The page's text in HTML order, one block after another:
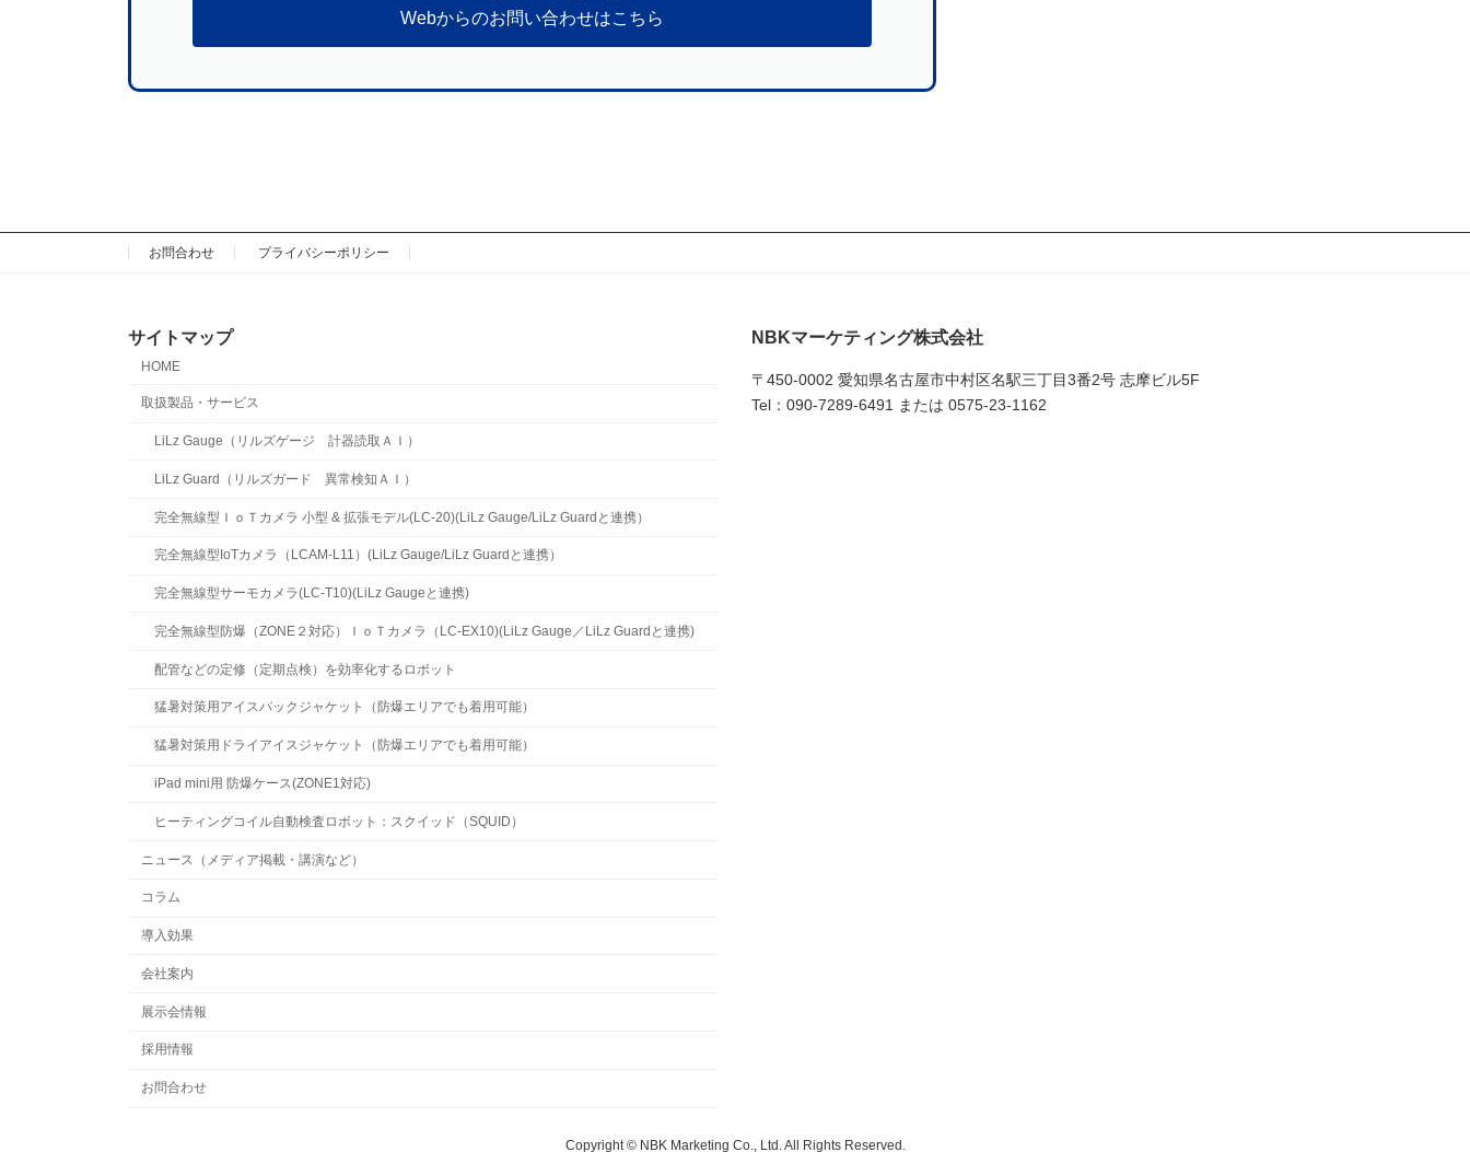
Webからのお問い合わせはこちら
お問合わせ プライバシーポリシー
サイトマップ
HOME
取扱製品・サービス
LiLz Gauge（リルズゲージ 計器読取ＡＩ）
LiLz Guard（リルズガード 異常検知ＡＩ）
完全無線型ＩｏＴカメラ 小型 & 拡張モデル(LC-20)(LiLz Gauge/LiLz Guardと連携）
完全無線型IoTカメラ（LCAM-L11）(LiLz Gauge/LiLz Guardと連携）
完全無線型サーモカメラ(LC-T10)(LiLz Gaugeと連携)
完全無線型防爆（ZONE２対応）ＩｏＴカメラ（LC-EX10)(LiLz Gauge／LiLz Guardと連携)
配管などの定修（定期点検）を効率化するロボット
猛暑対策用アイスパックジャケット（防爆エリアでも着用可能）
猛暑対策用ドライアイスジャケット（防爆エリアでも着用可能）
iPad mini用 防爆ケース(ZONE1対応)
ヒーティングコイル自動検査ロボット：スクイッド（SQUID）
ニュース（メディア掲載・講演など）
コラム
導入効果
会社案内
展示会情報
採用情報
お問合わせ
NBKマーケティング株式会社
〒450-0002 愛知県名古屋市中村区名駅三丁目3番2号 志摩ビル5F
Tel：090-7289-6491 または 0575-23-1162
Copyright © NBK Marketing Co., Ltd. All Rights Reserved.